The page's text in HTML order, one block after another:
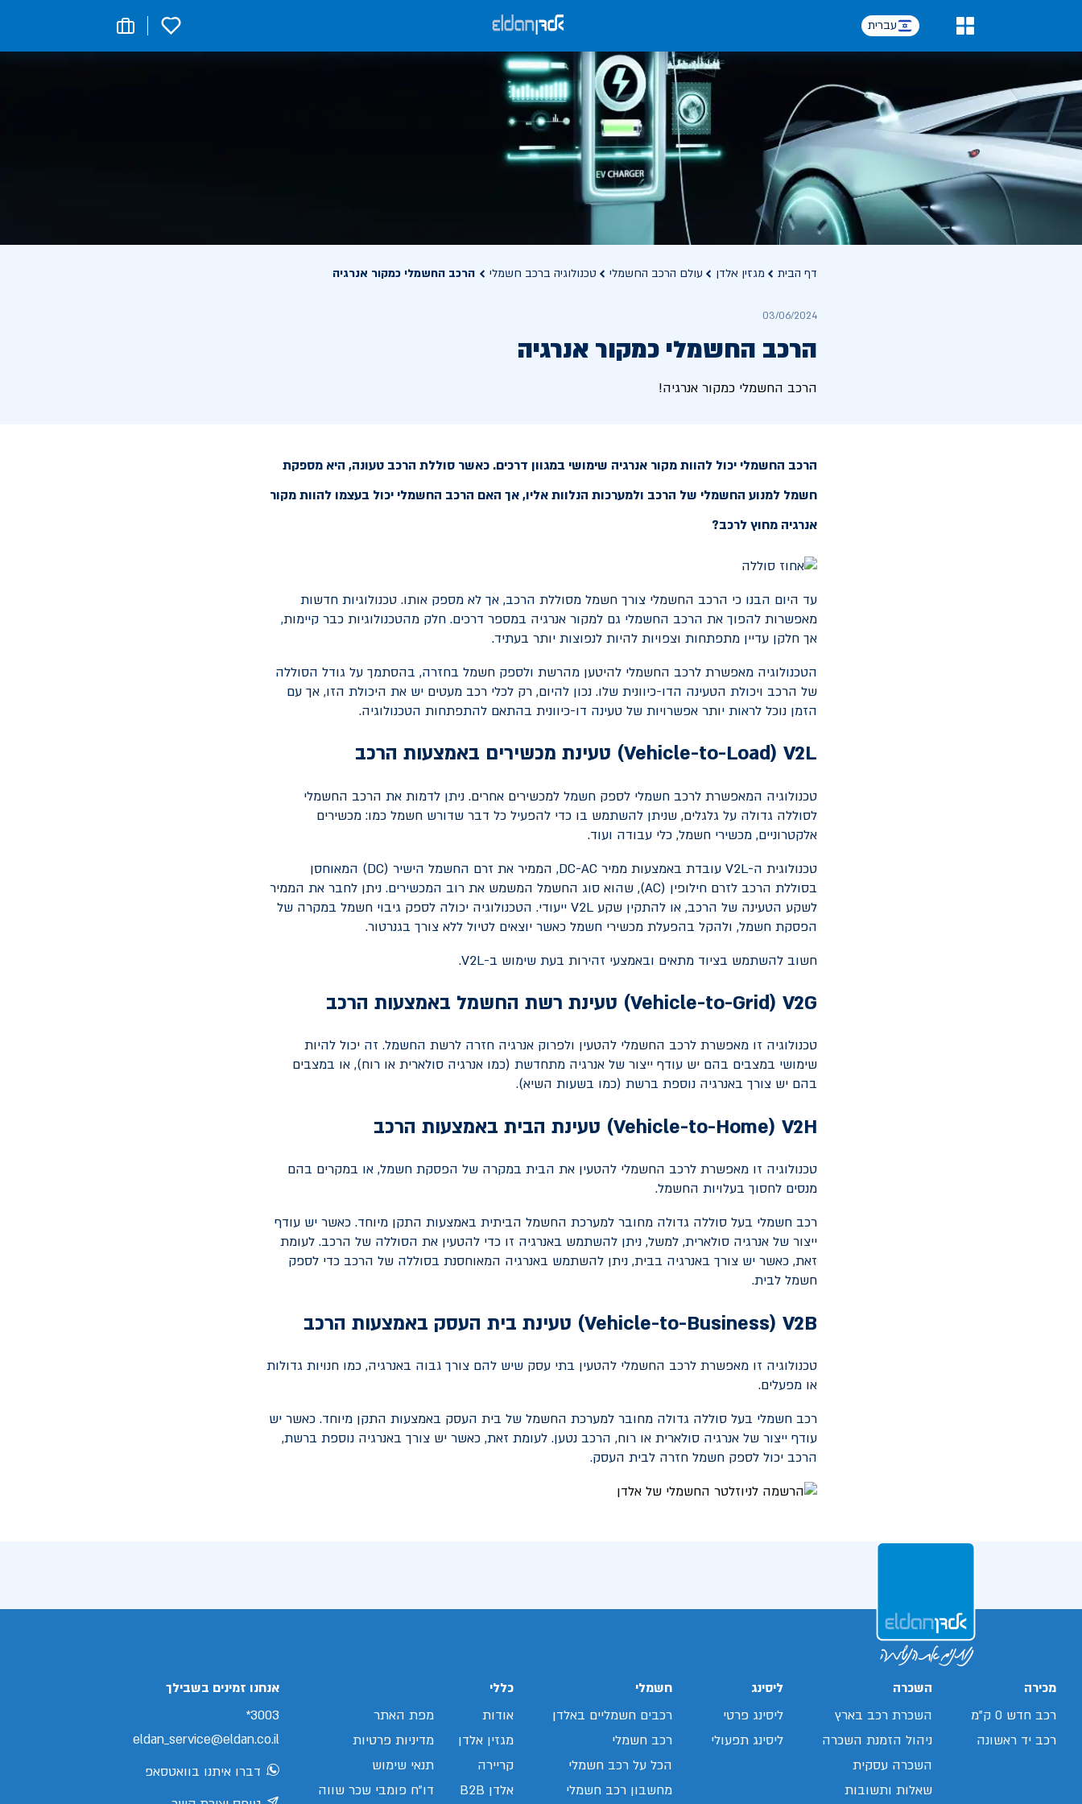
עברית 0
דף הבית מגזין אלדן עולם הרכב החשמלי טכנולוגיה ברכב חשמלי הרכב החשמלי כמקור אנרגיה
03/06/2024
הרכב החשמלי כמקור אנרגיה
הרכב החשמלי כמקור אנרגיה!
הרכב החשמלי יכול להוות מקור אנרגיה שימושי במגוון דרכים. כאשר סוללת הרכב טעונה, היא מספקת
חשמל למנוע החשמלי של הרכב ולמערכות הנלוות אליו, אך האם הרכב החשמלי יכול בעצמו להוות מקור
אנרגיה מחוץ לרכב?
עד היום הבנו כי הרכב החשמלי צורך חשמל מסוללת הרכב, אך לא מספק אותו. טכנולוגיות חדשות
מאפשרות להפוך את הרכב החשמלי גם למקור אנרגיה במספר דרכים. חלק מהטכנולוגיות כבר קיימות,
אך חלקן עדיין מתפתחות וצפויות להיות לנפוצות יותר בעתיד.
הטכנולוגיה מאפשרת לרכב החשמלי להיטען מהרשת ולספק חשמל בחזרה, בהסתמך על גודל הסוללה
של הרכב ויכולת הטעינה הדו-כיוונית שלו. נכון להיום, רק לכלי רכב מעטים יש את היכולת הזו, אך עם
הזמן נוכל לראות יותר אפשרויות של טעינה דו-כיוונית בהתאם להתפתחות הטכנולוגיה.
V2L
(
Vehicle-to-Load) טעינת מכשירים באמצעות הרכב
טכנולוגיה המאפשרת לרכב חשמלי לספק חשמל למכשירים אחרים. ניתן לדמות את הרכב החשמלי
לסוללה גדולה על גלגלים, שניתן להשתמש בו כדי להפעיל כל דבר שדורש חשמל כמו: מכשירים
אלקטרוניים, מכשירי חשמל, כלי עבודה ועוד.
טכנולוגית ה-V2L עובדת באמצעות ממיר DC-AC, הממיר את זרם החשמל הישיר (DC) המאוחסן
בסוללת הרכב לזרם חילופין (AC), שהוא סוג החשמל המשמש את רוב המכשירים. ניתן לחבר את הממיר
לשקע הטעינה של הרכב, או להתקין שקע V2L ייעודי. הטכנולוגיה יכולה לספק גיבוי חשמל במקרה של
הפסקת חשמל, ולהקל בהפעלת מכשירי חשמל כאשר יוצאים לטיול ללא צורך בגנרטור.
חשוב להשתמש בציוד מתאים ובאמצעי זהירות בעת שימוש ב-V2L
.
V2G
(
Vehicle-to-Grid) טעינת רשת החשמל באמצעות הרכב
טכנולוגיה זו מאפשרת לרכב החשמלי להטעין ולפרוק אנרגיה חזרה לרשת החשמל. זה יכול להיות
שימושי במצבים בהם יש עודף ייצור של אנרגיה מתחדשת (כמו אנרגיה סולארית או רוח), או במצבים
בהם יש צורך באנרגיה נוספת ברשת (כמו בשעות השיא).
V2H
(
Vehicle-to-Home) טעינת הבית באמצעות הרכב
טכנולוגיה זו מאפשרת לרכב החשמלי להטעין את הבית במקרה של הפסקת חשמל, או במקרים בהם
מנסים לחסוך בעלויות החשמל.
רכב חשמלי בעל סוללה גדולה מחובר למערכת החשמל הביתית באמצעות התקן מיוחד. כאשר יש עודף
ייצור של אנרגיה סולארית, למשל, ניתן להשתמש באנרגיה זו כדי להטעין את הסוללה של הרכב. לעומת
זאת, כאשר יש צורך באנרגיה בבית, ניתן להשתמש באנרגיה המאוחסנת בסוללה של הרכב כדי לספק
חשמל לבית.
V2B
(
Vehicle-to-Business) טעינת בית העסק באמצעות הרכב
טכנולוגיה זו מאפשרת לרכב החשמלי להטעין בתי עסק שיש להם צורך גבוה באנרגיה, כמו חנויות גדולות
או מפעלים.
רכב חשמלי בעל סוללה גדולה מחובר למערכת החשמל של בית העסק באמצעות התקן מיוחד. כאשר יש
עודף ייצור של אנרגיה סולארית או רוח, הרכב נטען. לעומת זאת, כאשר יש צורך באנרגיה נוספת ברשת,
הרכב יכול לספק חשמל חזרה לבית העסק.
מכירה
רכב חדש 0 ק"מ
רכב יד ראשונה
השכרה
השכרת רכב בארץ
ניהול הזמנת השכרה
השכרה עסקית
שאלות ותשובות
ליסינג
ליסינג פרטי
ליסינג תפעולי
חשמלי
רכבים חשמליים באלדן
רכב חשמלי
הכל על רכב חשמלי
מחשבון רכב חשמלי
כללי
אודות
מגזין אלדן
קריירה
אלדן B2B
מפת האתר
מדיניות פרטיות
תנאי שימוש
דו"ח פומבי שכר שווה
אנחנו זמינים בשבילך
3003*
eldan_service@eldan.co.il
דברו איתנו בוואטסאפ